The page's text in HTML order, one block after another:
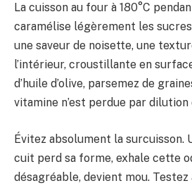
La cuisson au four à 180°C
caramélise légèrement les
une saveur de noisette, une
l’intérieur, croustillante en
d’huile d’olive, parsemez de
vitamine n’est perdue par dilution
Évitez absolument la surcuisson.
cuit perd sa forme, exhale cette
désagréable, devient mou.